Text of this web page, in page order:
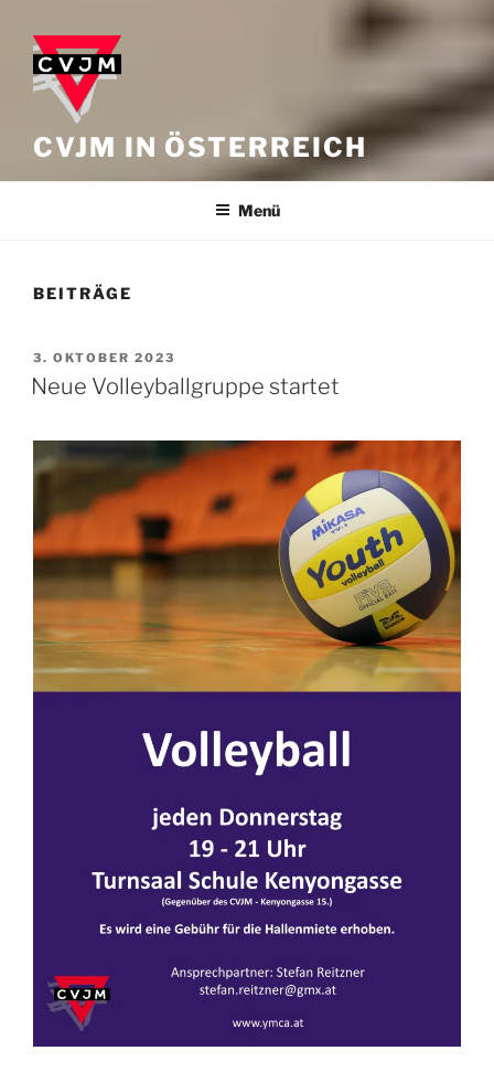
CVJM IN ÖSTERREICH
Menü
BEITRÄGE
VERÖFFENTLICHT
AM
3. OKTOBER 2023
Neue Volleyballgruppe startet